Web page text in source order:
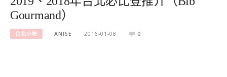
Gourmand）
台北小吃 ANISE 2016-01-08 0